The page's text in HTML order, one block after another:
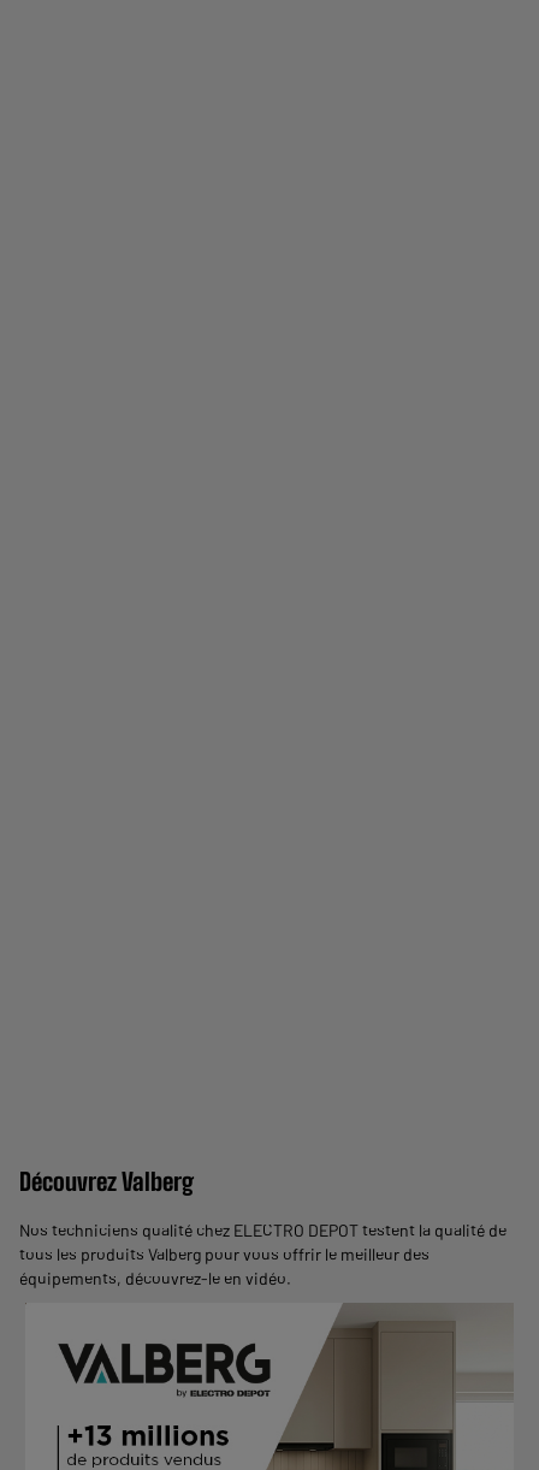
Découvrez Valberg
Nos techniciens qualité chez ELECTRO DEPOT testent la qualité de
tous les produits Valberg pour vous offrir le meilleur des
équipements, découvrez-le en vidéo.